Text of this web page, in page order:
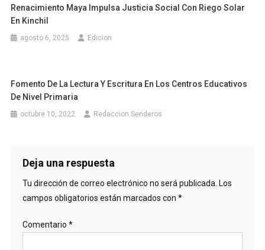
Renacimiento Maya Impulsa Justicia Social Con Riego Solar
En Kinchil
agosto 6, 2025 Edicion
Fomento De La Lectura Y Escritura En Los Centros Educativos
De Nivel Primaria
octubre 10, 2022 Redaccion Senderos
Deja una respuesta
Tu dirección de correo electrónico no será publicada. Los
campos obligatorios están marcados con *
Comentario *